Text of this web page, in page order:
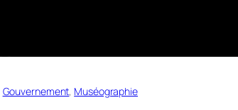
Gouvernement, Muséographie